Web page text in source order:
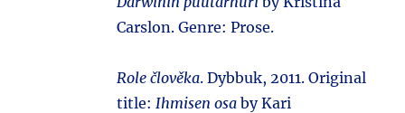
Carslon. Genre: Prose.
Role člověka. Dybbuk, 2011. Original
title:Ihmisen osa by Kari